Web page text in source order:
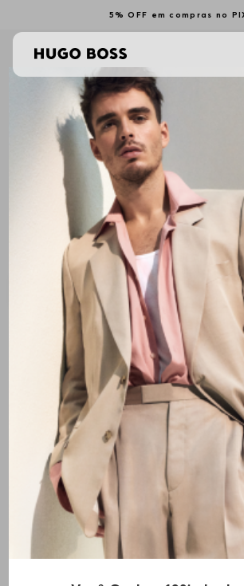
5% OFF em compras no
Blusas de
Moletom
ROUPAS DE MOLETOM
ALL BRANDS Filtrar